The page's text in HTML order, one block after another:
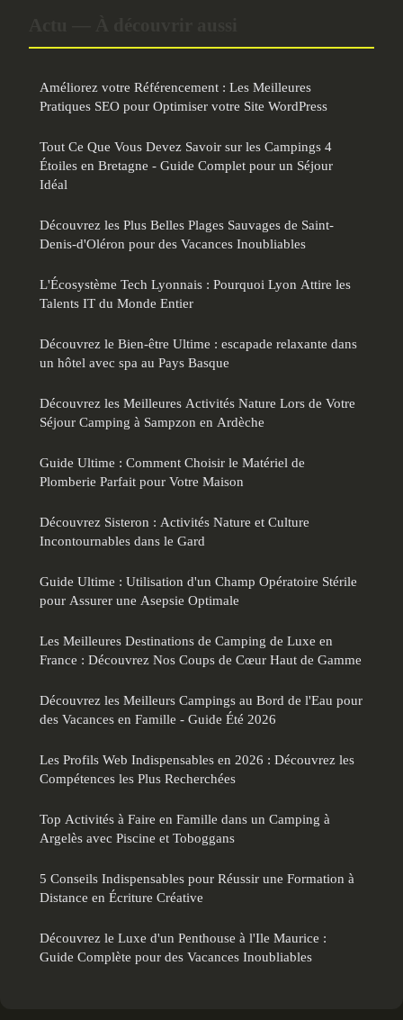
Améliorez votre Référencement : Les Meilleures
Pratiques SEO pour Optimiser votre Site WordPress
Tout Ce Que Vous Devez Savoir sur les Campings 4
Étoiles en Bretagne - Guide Complet pour un Séjour
Idéal
Découvrez les Plus Belles Plages Sauvages de Saint-
Denis-d'Oléron pour des Vacances Inoubliables
L'Écosystème Tech Lyonnais : Pourquoi Lyon Attire les
Talents IT du Monde Entier
Découvrez le Bien-être Ultime : escapade relaxante dans
un hôtel avec spa au Pays Basque
Découvrez les Meilleures Activités Nature Lors de Votre
Séjour Camping à Sampzon en Ardèche
Guide Ultime : Comment Choisir le Matériel de
Plomberie Parfait pour Votre Maison
Découvrez Sisteron : Activités Nature et Culture
Incontournables dans le Gard
Guide Ultime : Utilisation d'un Champ Opératoire Stérile
pour Assurer une Asepsie Optimale
Les Meilleures Destinations de Camping de Luxe en
France : Découvrez Nos Coups de Cœur Haut de Gamme
Découvrez les Meilleurs Campings au Bord de l'Eau pour
des Vacances en Famille - Guide Été 2026
Les Profils Web Indispensables en 2026 : Découvrez les
Compétences les Plus Recherchées
Top Activités à Faire en Famille dans un Camping à
Argelès avec Piscine et Toboggans
5 Conseils Indispensables pour Réussir une Formation à
Distance en Écriture Créative
Découvrez le Luxe d'un Penthouse à l'Ile Maurice :
Guide Complète pour des Vacances Inoubliables